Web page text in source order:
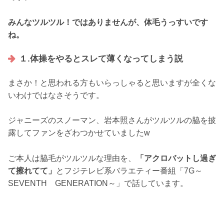
みんなツルツル！ではありませんが、体毛うっすいです
ね。
１.体操をやるとスレて薄くなってしまう説
まさか！と思われる方もいらっしゃると思いますが全くな
いわけではなさそうです。
ジャニーズのスノーマン、岩本照さんがツルツルの脇を披
露してファンをざわつかせていましたw
ご本人は脇毛がツルツルな理由を、
「アクロバットし過ぎ
て擦れてて」
とフジテレビ系バラエティー番組「7G～
SEVENTH GENERATION～」で話しています。